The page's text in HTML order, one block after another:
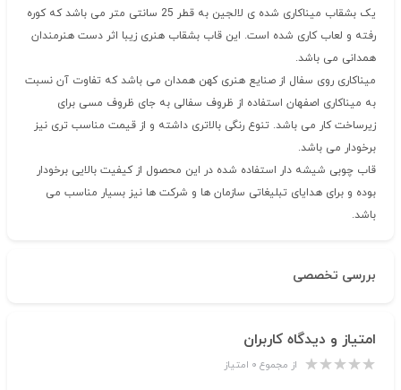
یک بشقاب میناکاری شده ی لالجین به قطر 25 سانتی متر می باشد که کوره
رفته و لعاب کاری شده است. این قاب بشقاب هنری زیبا اثر دست هنرمندان
همدانی می باشد.
میناکاری روی سفال از صنایع هنری کهن همدان می باشد که تفاوت آن نسبت
به میناکاری اصفهان استفاده از ظروف سفالی به جای ظروف مسی برای
زیرساخت کار می باشد. تنوع رنگی بالاتری داشته و از قیمت مناسب تری نیز
برخودار می باشد.
قاب چوبی شیشه دار استفاده شده در این محصول از کیفیت بالایی برخودار
بوده و برای هدایای تبلیغاتی سازمان ها و شرکت ها نیز بسیار مناسب می
باشد.
بررسی تخصصی
امتیاز و دیدگاه کاربران
از مجموع ۰ امتیاز